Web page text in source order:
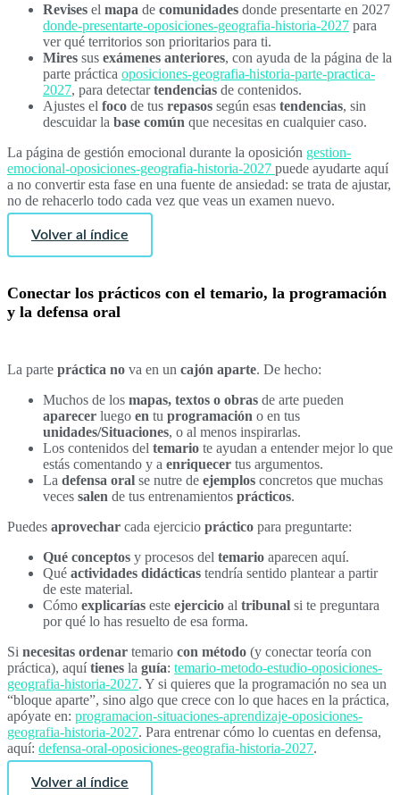
Revises el mapa de comunidades donde presentarte en 2027
donde-presentarte-oposiciones-geografia-historia-2027 para
ver qué territorios son prioritarios para ti.
Mires sus exámenes anteriores, con ayuda de la página de la
parte práctica oposiciones-geografia-historia-parte-practica-
2027, para detectartendencias de contenidos.
Ajustes el foco de tus repasos según esas tendencias, sin
descuidar la base común que necesitas en cualquier caso.
La página de gestión emocional durante la oposición gestion-
emocional-oposiciones-geografia-historia-2027 puede ayudarte aquí
a no convertir esta fase en una fuente de ansiedad: se trata de ajustar,
no de rehacerlo todo cada vez que veas un examen nuevo.
Volver al índice
Conectar los prácticos con el temario, la programación
y la defensa oral
La parte práctica no va en un cajón aparte. De hecho:
Muchos de los mapas, textos o obras de arte pueden
aparecer luego en tu programación o en tus
unidades/Situaciones, o al menos inspirarlas.
Los contenidos del temario te ayudan a entender mejor lo que
estás comentando y a enriquecer tus argumentos.
La defensa oral se nutre de ejemplos concretos que muchas
veces salen de tus entrenamientos prácticos.
Puedes aprovechar cada ejercicio práctico para preguntarte:
Qué conceptos y procesos del temario aparecen aquí.
Qué actividades didácticas tendría sentido plantear a partir
de este material.
Cómo explicarías este ejercicio al tribunal si te preguntara
por qué lo has resuelto de esa forma.
Si necesitas ordenar temario con método (y conectar teoría con
práctica), aquítienes la guía: temario-metodo-estudio-oposiciones-
geografia-historia-2027. Y si quieres que la programación no sea un
“bloque aparte”, sino algo que crece con lo que haces en la práctica,
apóyate en: programacion-situaciones-aprendizaje-oposiciones-
geografia-historia-2027. Para entrenar cómo lo cuentas en defensa,
aquí: defensa-oral-oposiciones-geografia-historia-2027.
Volver al índice